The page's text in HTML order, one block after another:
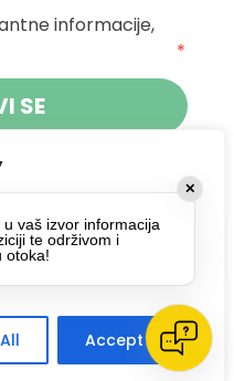
browsing experience,
and analyze our
consent to our use
Accept All
informacije,
*
SE
za
Otoka te se
✕
vaš izvor informacija
te održivom i
otoka!